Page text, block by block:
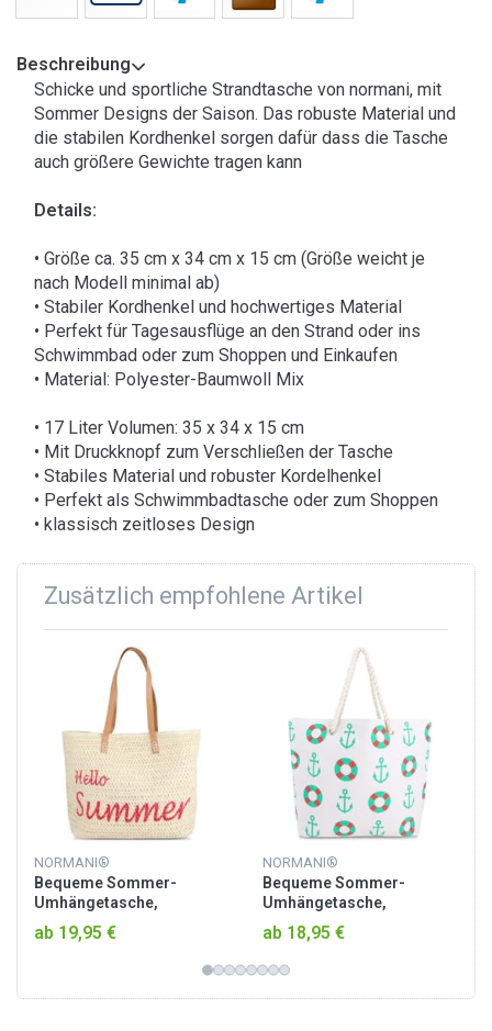
Beschreibung
Schicke und sportliche Strandtasche von normani, mit
Sommer Designs der Saison. Das robuste Material und
die stabilen Kordhenkel sorgen dafür dass die Tasche
auch größere Gewichte tragen kann
Details:
• Größe ca. 35 cm x 34 cm x 15 cm (Größe weicht je
nach Modell minimal ab)
• Stabiler Kordhenkel und hochwertiges Material
• Perfekt für Tagesausflüge an den Strand oder ins
Schwimmbad oder zum Shoppen und Einkaufen
• Material: Polyester-Baumwoll Mix
• 17 Liter Volumen: 35 x 34 x 15 cm
• Mit Druckknopf zum Verschließen der Tasche
• Stabiles Material und robuster Kordelhenkel
• Perfekt als Schwimmbadtasche oder zum Shoppen
• klassisch zeitloses Design
Zusätzlich empfohlene Artikel
NORMANI®
Bequeme Sommer-
Umhängetasche,
Strandtasche Hello
Summer
ab 19,95 €
NORMANI®
Bequeme Sommer-
Umhängetasche,
Strandtasche Seaside
Light Blue
ab 18,95 €